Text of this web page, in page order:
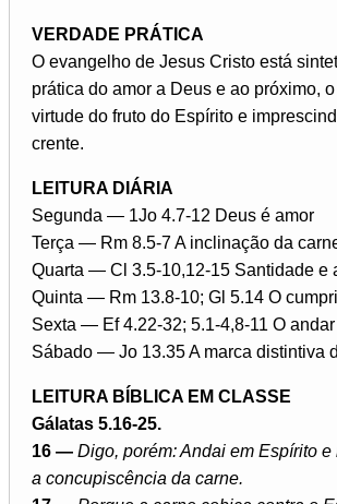
VERDADE PRÁTICA
O evangelho de Jesus Cristo está
prática do amor a Deus e ao próximo,
virtude do fruto do Espírito e
crente.
LEITURA DIÁRIA
Segunda — 1Jo 4.7-12 Deus é amor
Terça — Rm 8.5-7 A inclinação da
Quarta — Cl 3.5-10,12-15 Santidade e
Quinta — Rm 13.8-10; Gl 5.14 O
Sexta — Ef 4.22-32; 5.1-4,8-11 O
Sábado — Jo 13.35 A marca distintiva
LEITURA BÍBLICA EM CLASSE
Gálatas 5.16-25.
16 — Digo, porém: Andai em Espírito
a concupiscência da carne.